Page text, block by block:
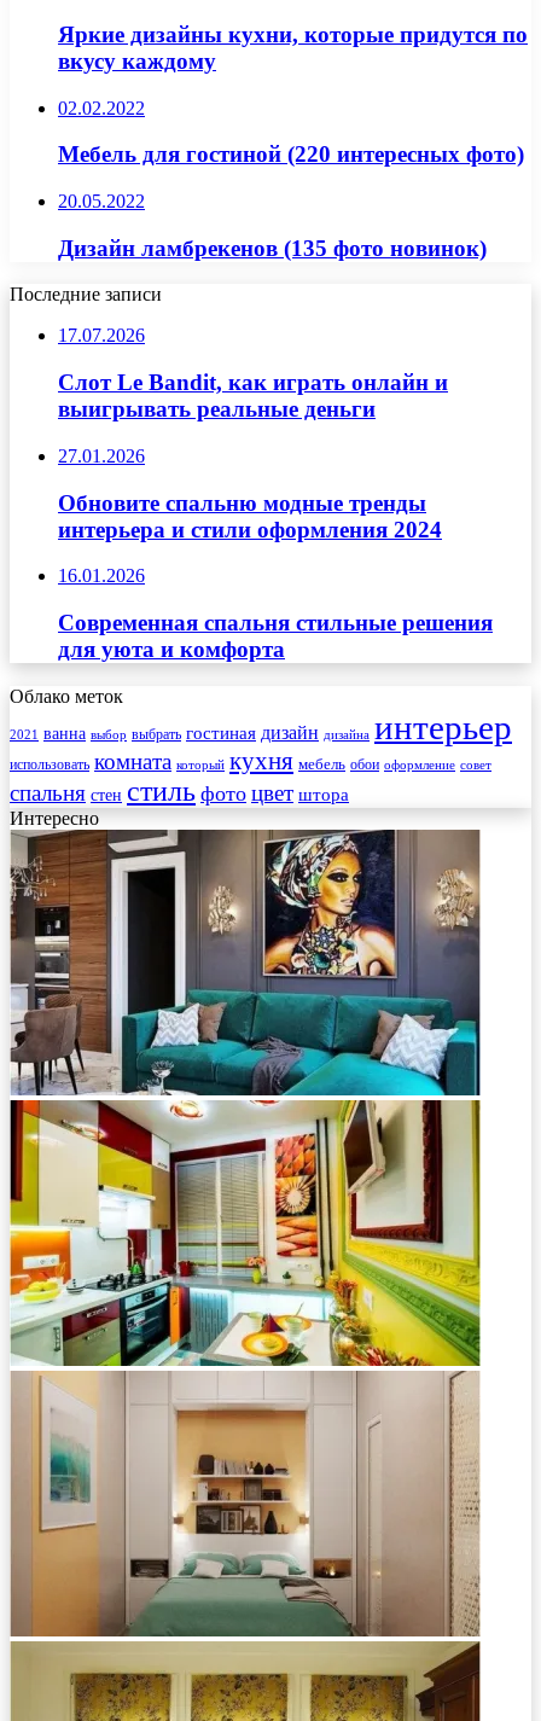
Яркие дизайны кухни, которые придутся по
вкусу каждому
02.02.2022
Мебель для гостиной (220 интересных фото)
20.05.2022
Дизайн ламбрекенов (135 фото новинок)
Последние записи
17.07.2026
Слот Le Bandit, как играть онлайн и
выигрывать реальные деньги
27.01.2026
Обновите спальню модные тренды
интерьера и стили оформления 2024
16.01.2026
Современная спальня стильные решения
для уюта и комфорта
Облако меток
2021 ванна выбор выбрать гостиная дизайн дизайна интерьер
использовать комната который кухня мебель обои оформление совет
спальня стен стиль фото цвет штора
Интересно